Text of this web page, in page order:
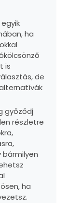
egyik
ha
is
de
győződj
részletre
bármilyen
ha